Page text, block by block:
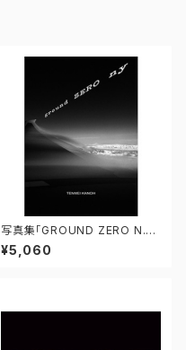
写真集「GROUND ZERO N.
Y.」
¥5,060